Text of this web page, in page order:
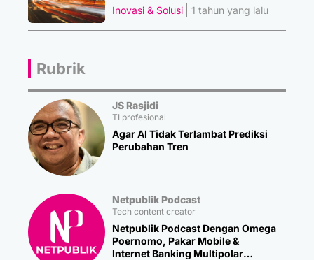
Inovasi & Solusi
1 tahun yang lalu
Rubrik
JS Rasjidi
TI profesional
Agar AI Tidak Terlambat Prediksi
Perubahan Tren
Netpublik Podcast
Tech content creator
Netpublik Podcast Dengan Omega
Poernomo, Pakar Mobile &
Internet Banking Multipolar